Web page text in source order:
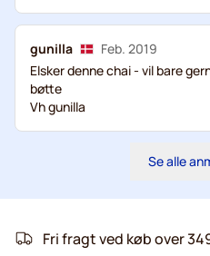
gunilla
Feb. 2019
Elsker denne chai - vil bare
bøtte
Vh gunilla
Se alle
Fri fragt ved køb over